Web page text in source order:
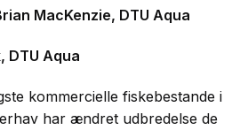
MacKenzie, DTU Aqua
DTU Aqua
kommercielle fiskebestande i
har ændret udbredelse de